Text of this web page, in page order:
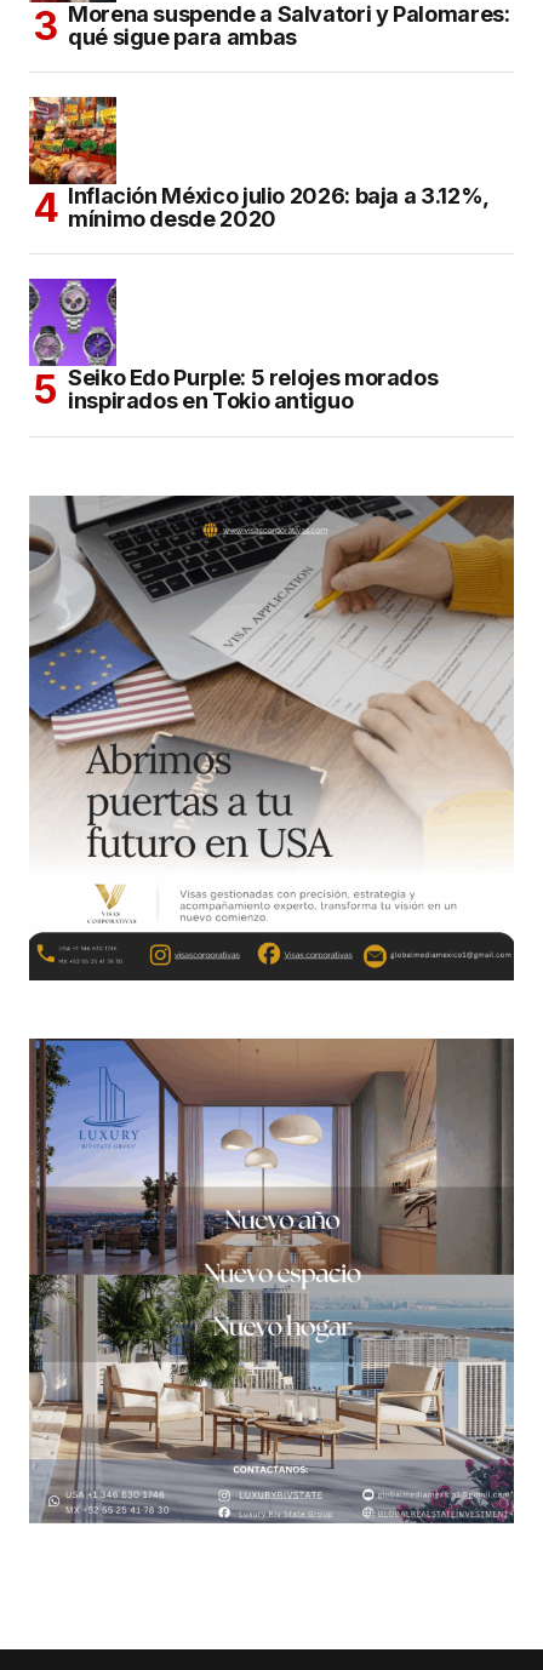
Morena suspende a Salvatori y Palomares:
qué sigue para ambas
Inflación México julio 2026: baja a 3.12%,
mínimo desde 2020
Seiko Edo Purple: 5 relojes morados
inspirados en Tokio antiguo